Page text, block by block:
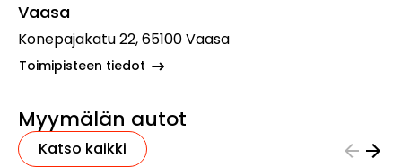
Vaasa
Konepajakatu 22, 65100 Vaasa
Toimipisteen tiedot
Myymälän autot
Katso kaikki